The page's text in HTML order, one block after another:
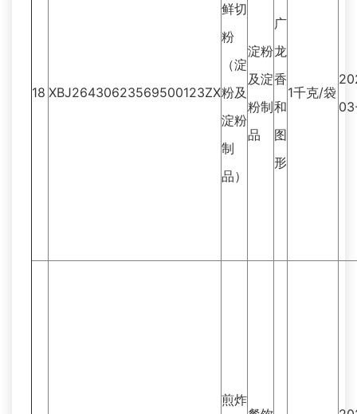
18 XBJ26430623569500123ZX
鲜切
粉
（淀
粉及
淀粉
制
品）
淀粉
及淀
粉制
品
广
龙
香
和
图
形
1千克/袋
煎炸